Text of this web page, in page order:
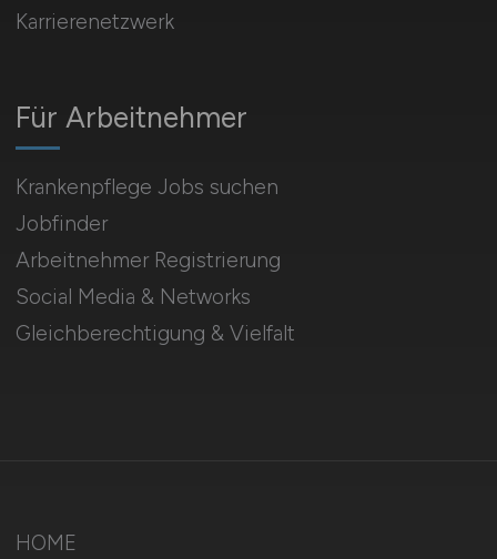
Für Arbeitnehmer
Krankenpflege Jobs suchen
Jobfinder
Arbeitnehmer Registrierung
Social Media & Networks
Gleichberechtigung & Vielfalt
Karrierenetzwerk
HOME